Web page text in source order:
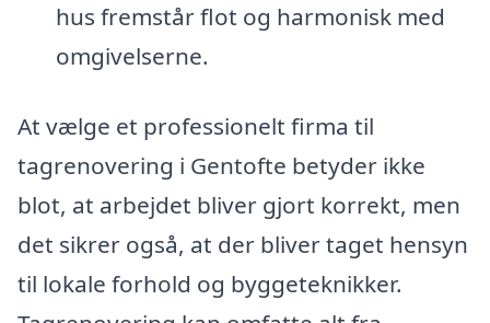
hus fremstår flot og harmonisk med
omgivelserne.
At vælge et professionelt firma til
tagrenovering i Gentofte betyder ikke
blot, at arbejdet bliver gjort korrekt, men
det sikrer også, at der bliver taget hensyn
til lokale forhold og byggeteknikker.